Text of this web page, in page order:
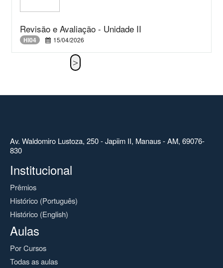
Revisão e Avaliação - Unidade II
HI04 15/04/2026
Av. Waldomiro Lustoza, 250 - Japiim II, Manaus - AM, 69076-
830
Institucional
Prêmios
Histórico (Português)
Histórico (English)
Aulas
Por Cursos
Todas as aulas